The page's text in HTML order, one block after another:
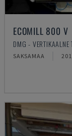
ECOMILL 800 V
DMG - VERTIKAALNE
SAKSAMAA